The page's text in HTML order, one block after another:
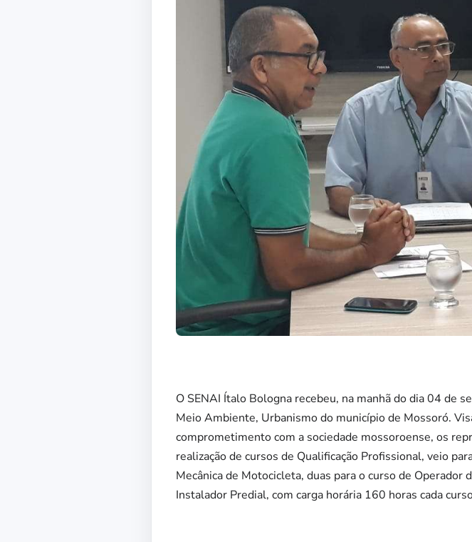
O SENAI Ítalo Bologna recebeu, na manhã do dia 04 de
Meio Ambiente, Urbanismo do município de Mossoró.
comprometimento com a sociedade mossoroense, os
realização de cursos de Qualificação Profissional, veio
Mecânica de Motocicleta, duas para o curso de
Instalador Predial, com carga horária 160 horas cada